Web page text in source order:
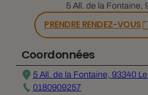
5 All. de la Fontaine,
PRENDRE RENDEZ-VOUS
Coordonnées
5 All. de la Fontaine, 93340
0180909257